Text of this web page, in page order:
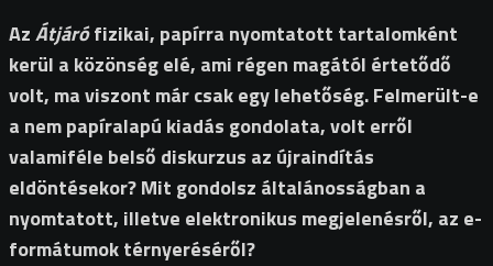
AzÁtjárófizikai, papírra nyomtatott tartalomként
kerül a közönség elé, ami régen magától értetődő
volt, ma viszont már csak egy lehetőség. Felmerült-e
a nem papíralapú kiadás gondolata, volt erről
valamiféle belső diskurzus az újraindítás
eldöntésekor? Mit gondolsz általánosságban a
nyomtatott, illetve elektronikus megjelenésről, az e-
formátumok térnyeréséről?